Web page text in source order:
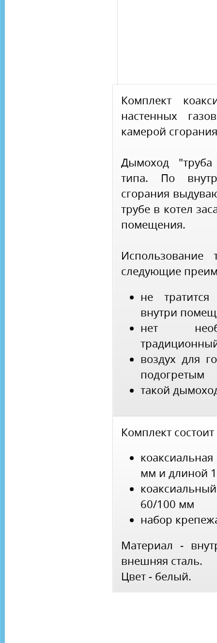
Комплект
настенных
камерой
Дымоход
типа. По
сгорания
трубе в котел
помещения.
Использование
следующие
не
внутри
нет
воздух для
подогретым
такой
Комплект состоит
мм и длиной
60/100 мм
набор
Материал -
внешняя сталь.
Цвет - белый.